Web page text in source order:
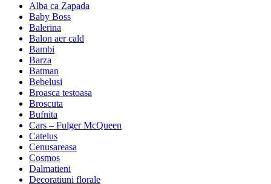
Alba ca Zapada
Baby Boss
Balerina
Balon aer cald
Bambi
Barza
Batman
Bebelusi
Broasca testoasa
Broscuta
Bufnita
Cars – Fulger McQueen
Catelus
Cenusareasa
Cosmos
Dalmatieni
Decoratiuni florale